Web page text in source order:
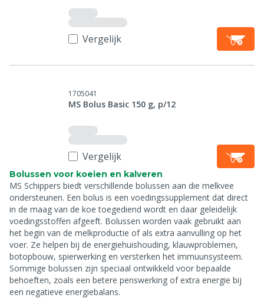
Vergelijk
1705041
MS Bolus Basic 150 g, p/12
Vergelijk
Bolussen voor koeien en kalveren
MS Schippers biedt verschillende bolussen aan die melkvee
ondersteunen. Een bolus is een voedingssupplement dat direct
in de maag van de koe toegediend wordt en daar geleidelijk
voedingsstoffen afgeeft. Bolussen worden vaak gebruikt aan
het begin van de melkproductie of als extra aanvulling op het
voer. Ze helpen bij de energiehuishouding, klauwproblemen,
botopbouw, spierwerking en versterken het immuunsysteem.
Sommige bolussen zijn speciaal ontwikkeld voor bepaalde
behoeften, zoals een betere penswerking of extra energie bij
een negatieve energiebalans.